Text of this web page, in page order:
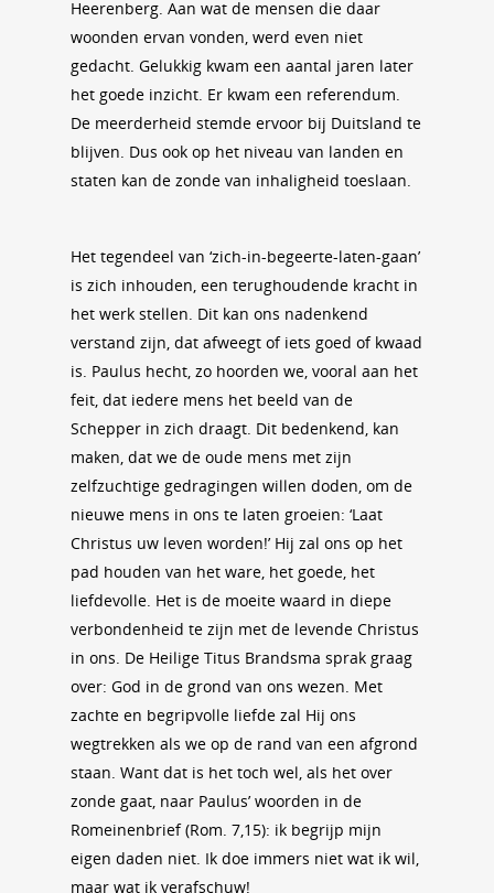
Heerenberg. Aan wat de mensen die daar
woonden ervan vonden, werd even niet
gedacht. Gelukkig kwam een aantal jaren later
het goede inzicht. Er kwam een referendum.
De meerderheid stemde ervoor bij Duitsland te
blijven. Dus ook op het niveau van landen en
staten kan de zonde van inhaligheid toeslaan.
Het tegendeel van ‘zich-in-begeerte-laten-gaan’
is zich inhouden, een terughoudende kracht in
het werk stellen. Dit kan ons nadenkend
verstand zijn, dat afweegt of iets goed of kwaad
is. Paulus hecht, zo hoorden we, vooral aan het
feit, dat iedere mens het beeld van de
Schepper in zich draagt. Dit bedenkend, kan
maken, dat we de oude mens met zijn
zelfzuchtige gedragingen willen doden, om de
nieuwe mens in ons te laten groeien: ‘Laat
Christus uw leven worden!’ Hij zal ons op het
pad houden van het ware, het goede, het
liefdevolle. Het is de moeite waard in diepe
verbondenheid te zijn met de levende Christus
in ons. De Heilige Titus Brandsma sprak graag
over: God in de grond van ons wezen. Met
zachte en begripvolle liefde zal Hij ons
wegtrekken als we op de rand van een afgrond
staan. Want dat is het toch wel, als het over
zonde gaat, naar Paulus’ woorden in de
Romeinenbrief (Rom. 7,15): ik begrijp mijn
eigen daden niet. Ik doe immers niet wat ik wil,
maar wat ik verafschuw!